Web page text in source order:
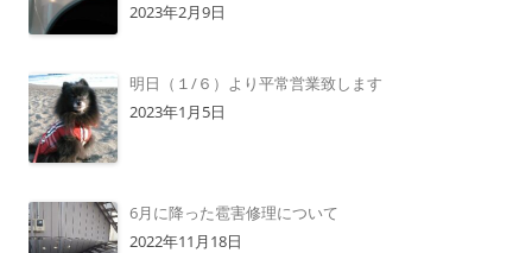
2023年2月9日
明日（１/６）より平常営業致します
2023年1月5日
6月に降った雹害修理について
2022年11月18日